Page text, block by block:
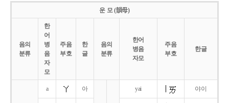
운 모 (韻母)
음의
분류
한
어
병
음
자
모
주음
부호
한
글
음의
분류
한어
병음
자모
주음
부호
한글
a 아 yai 야이